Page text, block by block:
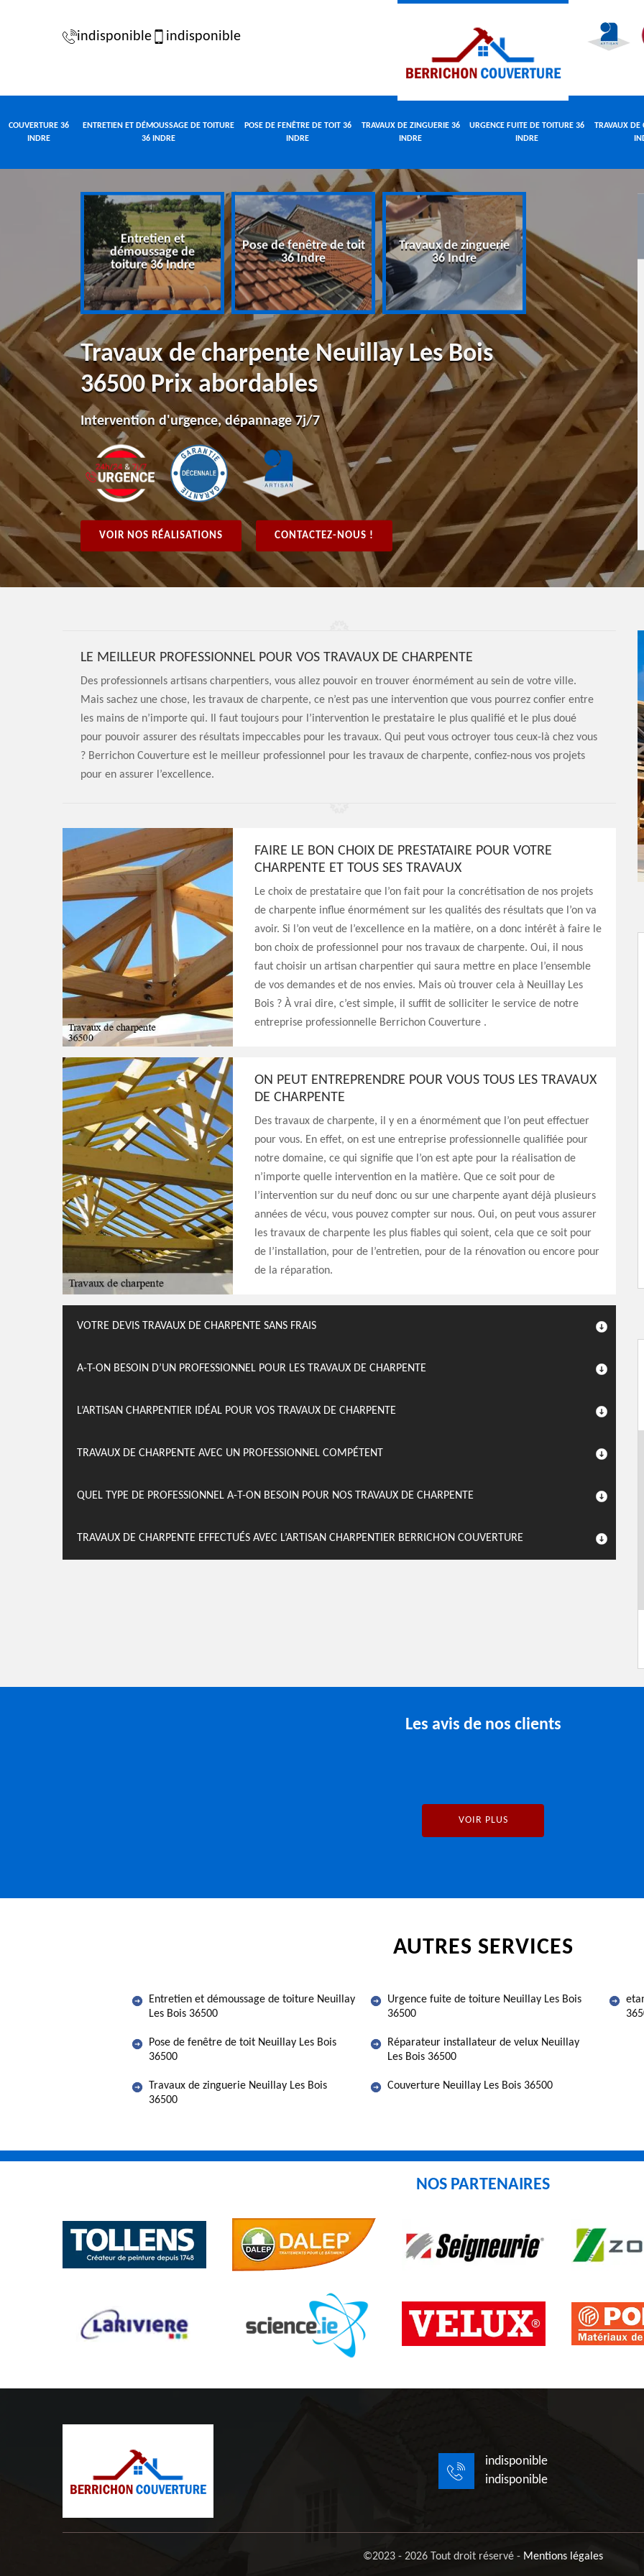
indisponible indisponible
COUVERTURE 36
INDRE
ENTRETIEN ET DÉMOUSSAGE DE TOITURE
36 INDRE
POSE DE FENÊTRE DE TOIT 36
INDRE
TRAVAUX DE ZINGUERIE 36
INDRE
URGENCE FUITE DE TOITURE 36
INDRE
TRAVAUX DE
Entretien et
démoussage de
toiture 36 Indre
Pose de fenêtre de toit
36 Indre
Travaux de zinguerie
36 Indre
Urgence fuite de
toiture 36
Travaux de charpente Neuillay Les Bois
36500 Prix abordables
Intervention d'urgence, dépannage 7j/7
VOIR NOS RÉALISATIONS CONTACTEZ-NOUS !
LE MEILLEUR PROFESSIONNEL POUR VOS TRAVAUX DE CHARPENTE
Des professionnels artisans charpentiers, vous allez pouvoir en trouver énormément au sein de votre ville.
Mais sachez une chose, les travaux de charpente, ce n’est pas une intervention que vous pourrez confier entre
les mains de n’importe qui. Il faut toujours pour l’intervention le prestataire le plus qualifié et le plus doué
pour pouvoir assurer des résultats impeccables pour les travaux. Qui peut vous octroyer tous ceux-là chez vous
? Berrichon Couverture est le meilleur professionnel pour les travaux de charpente, confiez-nous vos projets
pour en assurer l’excellence.
FAIRE LE BON CHOIX DE PRESTATAIRE POUR VOTRE
CHARPENTE ET TOUS SES TRAVAUX
Le choix de prestataire que l’on fait pour la concrétisation de nos projets
de charpente influe énormément sur les qualités des résultats que l’on va
avoir. Si l’on veut de l’excellence en la matière, on a donc intérêt à faire le
bon choix de professionnel pour nos travaux de charpente. Oui, il nous
faut choisir un artisan charpentier qui saura mettre en place l’ensemble
de vos demandes et de nos envies. Mais où trouver cela à Neuillay Les
Bois ? À vrai dire, c’est simple, il suffit de solliciter le service de notre
entreprise professionnelle Berrichon Couverture .
ON PEUT ENTREPRENDRE POUR VOUS TOUS LES TRAVAUX
DE CHARPENTE
Des travaux de charpente, il y en a énormément que l’on peut effectuer
pour vous. En effet, on est une entreprise professionnelle qualifiée pour
notre domaine, ce qui signifie que l’on est apte pour la réalisation de
n’importe quelle intervention en la matière. Que ce soit pour de
l’intervention sur du neuf donc ou sur une charpente ayant déjà plusieurs
années de vécu, vous pouvez compter sur nous. Oui, on peut vous assurer
les travaux de charpente les plus fiables qui soient, cela que ce soit pour
de l’installation, pour de l’entretien, pour de la rénovation ou encore pour
de la réparation.
VOTRE DEVIS TRAVAUX DE CHARPENTE SANS FRAIS
A-T-ON BESOIN D’UN PROFESSIONNEL POUR LES TRAVAUX DE CHARPENTE
L’ARTISAN CHARPENTIER IDÉAL POUR VOS TRAVAUX DE CHARPENTE
TRAVAUX DE CHARPENTE AVEC UN PROFESSIONNEL COMPÉTENT
QUEL TYPE DE PROFESSIONNEL A-T-ON BESOIN POUR NOS TRAVAUX DE CHARPENTE
TRAVAUX DE CHARPENTE EFFECTUÉS AVEC L’ARTISAN CHARPENTIER BERRICHON COUVERTURE
Les avis de nos clients
VOIR PLUS
AUTRES SERVICES
Entretien et démoussage de toiture Neuillay
Les Bois 36500
Pose de fenêtre de toit Neuillay Les Bois
36500
Travaux de zinguerie Neuillay Les Bois
36500
Urgence fuite de toiture Neuillay Les Bois
36500
Réparateur installateur de velux Neuillay
Les Bois 36500
Couverture Neuillay Les Bois 36500
NOS PARTENAIRES
indisponible
indisponible
©2023 - 2026 Tout droit réservé - Mentions légales